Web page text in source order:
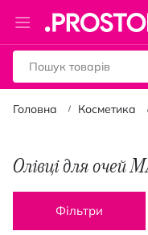
Toggle
Nav
Головна Косметика
Олівці для очей
Фільтри